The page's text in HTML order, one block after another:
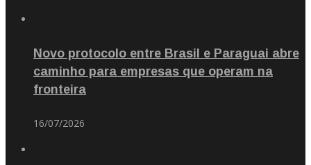
Novo protocolo entre Brasil e Paraguai abre
caminho para empresas que operam na
fronteira
16/07/2026